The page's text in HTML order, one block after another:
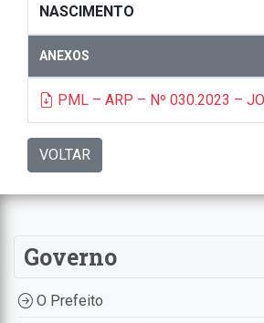
NASCIMENTO
ANEXOS
PML – ARP – Nº 030.2023 –
VOLTAR
Governo
O Prefeito